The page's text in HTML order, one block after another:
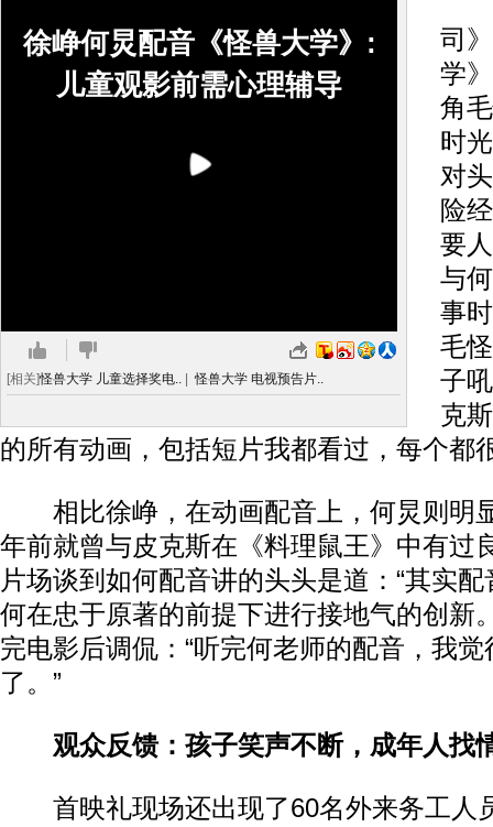
徐峥何炅配音《怪兽大学》:
儿童观影前需心理辅导
[相关]怪兽大学 儿童选择奖电.. |怪兽大学 电视预告片..
司
学
角
时
对
险
要
与
事
毛
子
克
的所有动画，包括短片我都看过，每个都
相比徐峥，在动画配音上，何炅则明
年前就曾与皮克斯在《料理鼠王》中有过
片场谈到如何配音讲的头头是道：“其实
何在忠于原著的前提下进行接地气的创新
完电影后调侃：“听完何老师的配音，我
了。”
观众反馈：孩子笑声不断，成年人找
首映礼现场还出现了60名外来务工人